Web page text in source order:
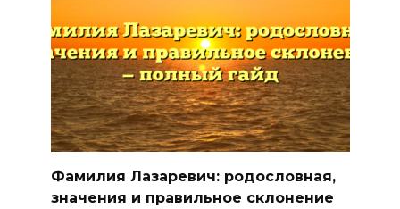
Фамилия Лазаревич: родословная,
значения и правильное склонение